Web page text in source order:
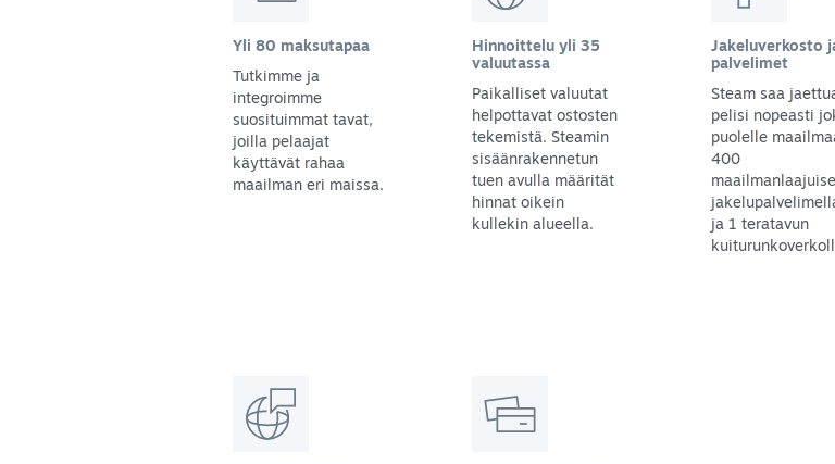
Yli 80 maksutapaa
Tutkimme ja
integroimme
suosituimmat tavat,
joilla pelaajat
käyttävät rahaa
maailman eri maissa.
Hinnoittelu yli 35
valuutassa
Paikalliset valuutat
helpottavat ostosten
tekemistä. Steamin
sisäänrakennetun
tuen avulla määrität
hinnat oikein
kullekin alueella.
Jakeluverkosto
palvelimet
Steam saa
pelisi nopeasti
puolelle
400
ja 1 teratavun